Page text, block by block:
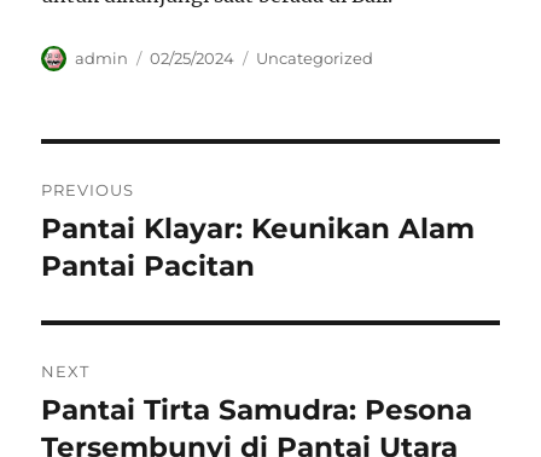
Author
admin
Posted
02/25/2024 Categories
Uncategorized
pos
PREVIOUS
Previous
post:
Pantai Klayar: Keunikan Alam
Pantai Pacitan
NEXT
Next
post:
Pantai Tirta Samudra: Pesona
Tersembunyi di Pantai Utara